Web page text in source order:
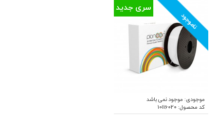
سری جدید
ناموجود
موجودی: موجود نمی باشد
کد محصول: 10116020